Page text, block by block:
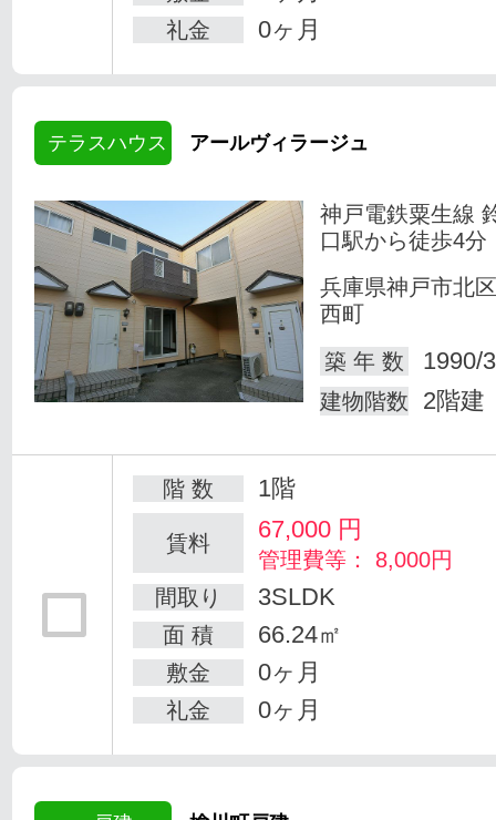
礼金 0ヶ月
テラスハウス アールヴィラージュ
神戸電鉄粟生線
口駅から徒歩4分
兵庫県神戸市北
西町
築 年 数
1990/
建物階数 2階建
階 数 1階
賃料 67,000 円
管理費等： 8,000円
間取り
3SLDK
面 積 66.24㎡
敷金 0ヶ月
礼金 0ヶ月